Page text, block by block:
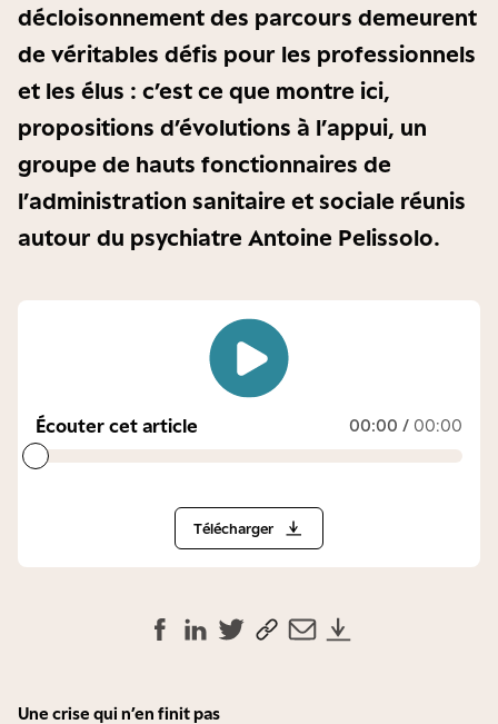
décloisonnement des parcours demeurent
de véritables défis pour les professionnels
et les élus : c’est ce que montre ici,
propositions d’évolutions à l’appui, un
groupe de hauts fonctionnaires de
l’administration sanitaire et sociale réunis
autour du psychiatre Antoine Pelissolo.
Écouter cet article 00:00 / 00:00
Télécharger
Une crise qui n’en finit pas